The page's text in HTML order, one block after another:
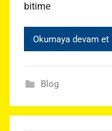
bitime
Okumaya devam et
Blog